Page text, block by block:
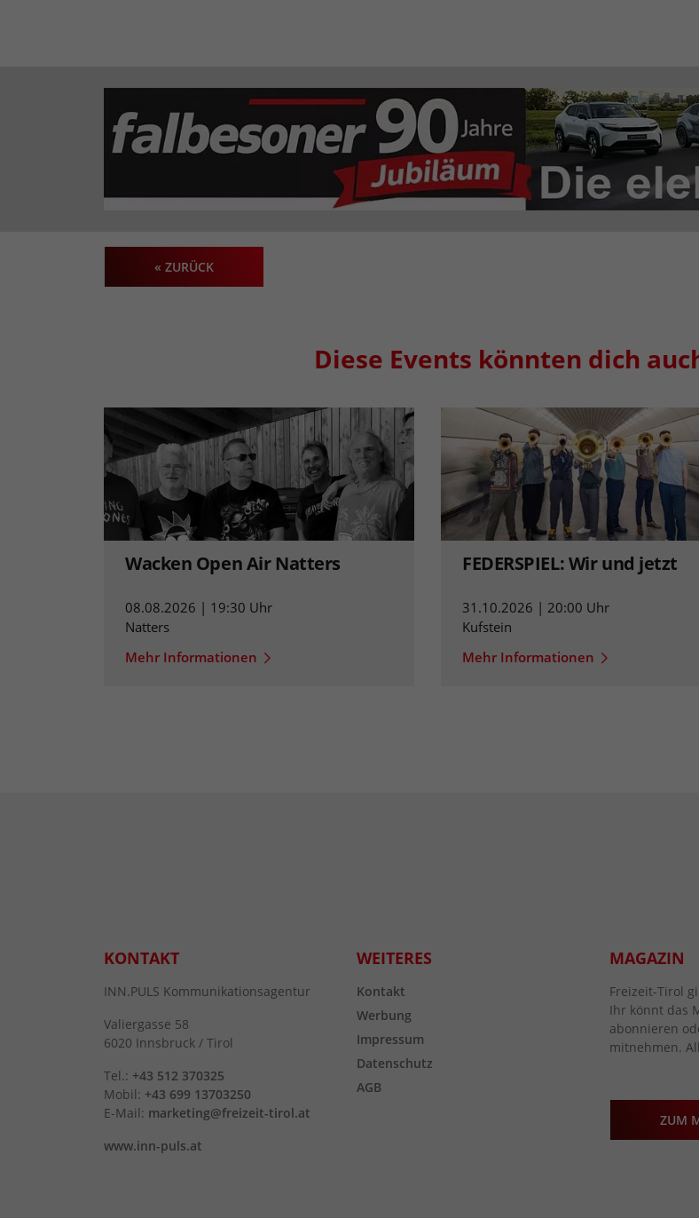
« ZURÜCK
Diese Events könnten dich
Wacken Open Air Natters
08.08.2026 | 19:30 Uhr
Natters
Mehr Informationen
FEDERSPIEL: Wir und jetzt
31.10.2026 | 20:00 Uhr
Kufstein
Mehr Informationen
KONTAKT
INN.PULS Kommunikationsagentur
Valiergasse 58
6020 Innsbruck / Tirol
Tel.: +43 512 370325
Mobil: +43 699 13703250
E-Mail: marketing@freizeit-tirol.at
www.inn-puls.at
WEITERES
Kontakt
Werbung
Impressum
Datenschutz
AGB
MAGAZIN
Freizeit-Tirol
Ihr könnt das
abonnieren
mitnehmen.
ZUM